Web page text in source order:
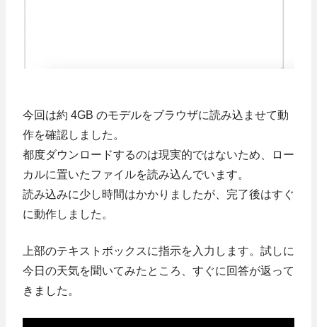
今回は約 4GB のモデルをブラウザに読み込ませて動
作を確認しました。
都度ダウンロードするのは現実的ではないため、ロー
カルに置いたファイルを読み込んでいます。
読み込みに少し時間はかかりましたが、完了後はすぐ
に動作しました。
上部のテキストボックスに指示を入力します。試しに
今日の天気を聞いてみたところ、すぐに回答が返って
きました。